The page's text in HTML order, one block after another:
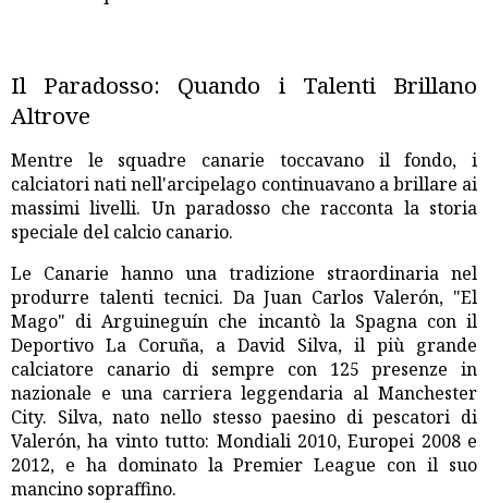
Il Paradosso: Quando i Talenti Brillano
Altrove
Mentre le squadre canarie toccavano il fondo, i
calciatori nati nell'arcipelago continuavano a brillare ai
massimi livelli. Un paradosso che racconta la storia
speciale del calcio canario.
Le Canarie hanno una tradizione straordinaria nel
produrre talenti tecnici. Da Juan Carlos Valerón, "El
Mago" di Arguineguín che incantò la Spagna con il
Deportivo La Coruña, a David Silva, il più grande
calciatore canario di sempre con 125 presenze in
nazionale e una carriera leggendaria al Manchester
City. Silva, nato nello stesso paesino di pescatori di
Valerón, ha vinto tutto: Mondiali 2010, Europei 2008 e
2012, e ha dominato la Premier League con il suo
mancino sopraffino.